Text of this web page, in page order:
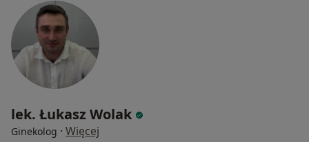
lek. Łukasz Wolak
Ginekolog · Więcej